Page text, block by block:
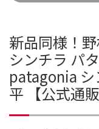
新品同様！
シンチラ パ
patagonia シ
平 【公式通